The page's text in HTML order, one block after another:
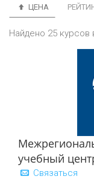
ЦЕНА
Найдено 25 курсов
учебный
Связаться